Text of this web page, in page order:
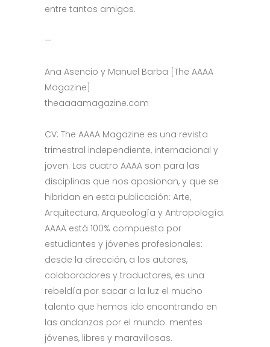
entre tantos amigos.
—
Ana Asencio y Manuel Barba [The AAAA
Magazine]
theaaaamagazine.com
CV: The AAAA Magazine es una revista
trimestral independiente, internacional y
joven. Las cuatro AAAA son para las
disciplinas que nos apasionan, y que se
hibridan en esta publicación: Arte,
Arquitectura, Arqueología y Antropología.
AAAA está 100% compuesta por
estudiantes y jóvenes profesionales:
desde la dirección, a los autores,
colaboradores y traductores, es una
rebeldía por sacar a la luz el mucho
talento que hemos ido encontrando en
las andanzas por el mundo: mentes
jóvenes, libres y maravillosas.